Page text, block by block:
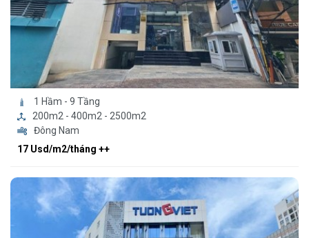
1 Hầm - 9 Tầng
200m2 - 400m2 - 2500m2
Đông Nam
17 Usd/m2/tháng ++